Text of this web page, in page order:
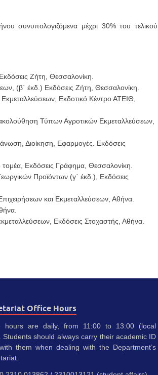
συνυπολογιζόμενα μέχρι 30% του τελικού
Ζήτη, Θεσσαλονίκη.
(β΄ έκδ.) Εκδόσεις Ζήτη, Θεσσαλονίκη.
Εκδοτικό Κέντρο ΑΤΕΙΘ,
Τύπων Αγροτικών Εκμεταλλεύσεων,
Διοίκηση, Εφαρμογές. Εκδόσεις
Εκδόσεις Γράφημα, Θεσσαλονίκη.
Προϊόντων (γ΄ έκδ.), Εκδόσεις
και Εκμεταλλεύσεων, Αθήνα.
Εκδόσεις Στοχαστής, Αθήνα.
Office Hours
hours are daily, from 11:00 to 13:00 (local
Students should always carry their academic ID
them when dealing with the Department’s